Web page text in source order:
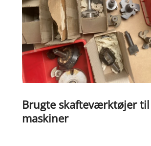
Brugte skafteværktøjer til
maskiner